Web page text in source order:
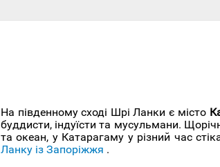
На південному сході Шрі Ланки є місто
буддисти, індуїсти та мусульмани.
та океан, у Катарагаму у різний час
Ланку із Запоріжжя .